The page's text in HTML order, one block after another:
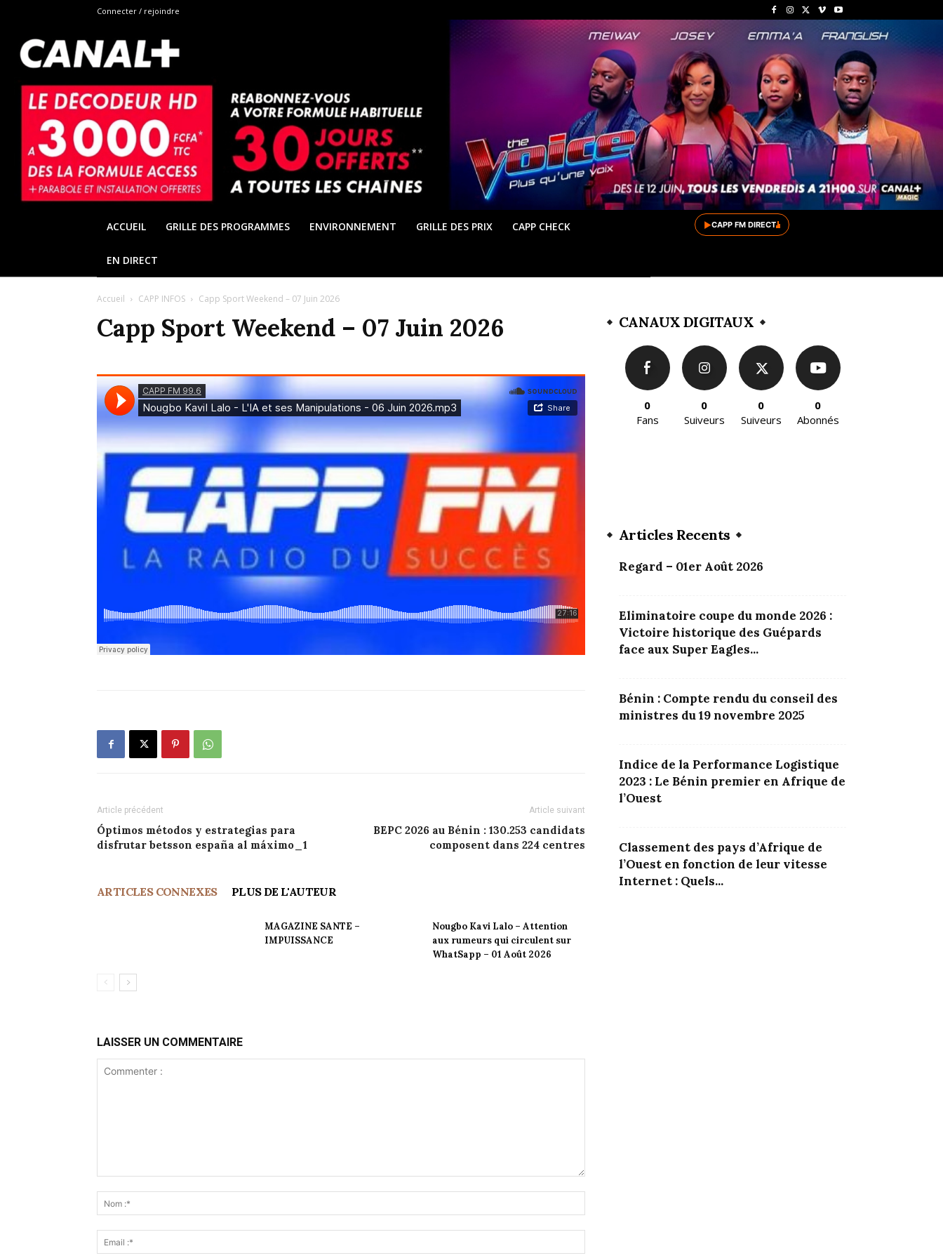
Connecter / rejoindre
ACCUEIL GRILLE DES PROGRAMMES ENVIRONNEMENT GRILLE DES PRIX CAPP CHECK
EN DIRECT
▶CAPP FM DIRECT
Accueil CAPP INFOS Capp Sport Weekend – 07 Juin 2026
Capp Sport Weekend – 07 Juin 2026
Article précédent
Óptimos métodos y estrategias para
disfrutar betsson españa al máximo_1
Article suivant
BEPC 2026 au Bénin : 130.253 candidats
composent dans 224 centres
ARTICLES CONNEXES PLUS DE L'AUTEUR
MAGAZINE SANTE –
IMPUISSANCE
Nougbo Kavi Lalo – Attention
aux rumeurs qui circulent sur
WhatSapp – 01 Août 2026
LAISSER UN COMMENTAIRE
CANAUX DIGITAUX
0
Fans
0
Suiveurs
0
Suiveurs
0
Abonnés
Articles Recents
Regard – 01er Août 2026
Eliminatoire coupe du monde 2026 :
Victoire historique des Guépards
face aux Super Eagles...
Bénin : Compte rendu du conseil des
ministres du 19 novembre 2025
Indice de la Performance Logistique
2023 : Le Bénin premier en Afrique de
l’Ouest
Classement des pays d’Afrique de
l’Ouest en fonction de leur vitesse
Internet : Quels...